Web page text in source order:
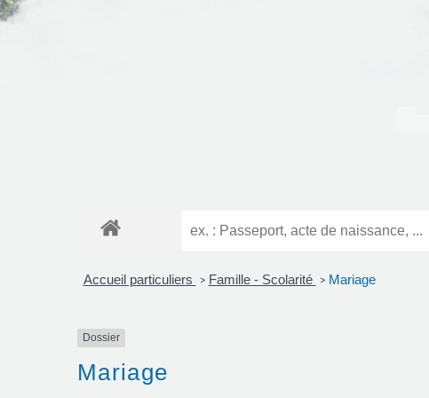
Accueil particuliers > Famille - Scolarité > Mariage
Dossier
Mariage